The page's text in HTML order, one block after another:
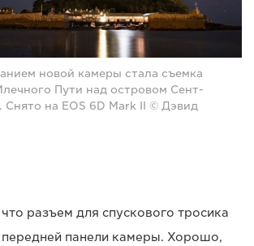
новой камеры стала съемка
Пути над островом Сент-
Снято на EOS 6D Mark II © Дэвид
разъем для спускового тросика
панели камеры. Хорошо,